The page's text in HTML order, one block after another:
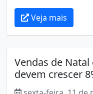
Veja mais
Vendas de
devem crescer